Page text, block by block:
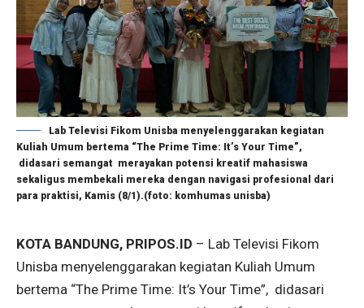
Lab Televisi Fikom Unisba menyelenggarakan kegiatan
Kuliah Umum bertema “The Prime Time: It’s Your Time”,
didasari semangat merayakan potensi kreatif mahasiswa
sekaligus membekali mereka dengan navigasi profesional dari
para praktisi, Kamis (8/1).(foto: komhumas unisba)
KOTA BANDUNG, PRIPOS.ID – Lab Televisi Fikom
Unisba menyelenggarakan kegiatan Kuliah Umum
bertema “The Prime Time: It’s Your Time”, didasari